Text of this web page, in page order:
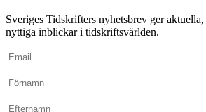
Sveriges Tidskrifters nyhetsbrev ger
nyttiga inblickar i tidskriftsvärlden.